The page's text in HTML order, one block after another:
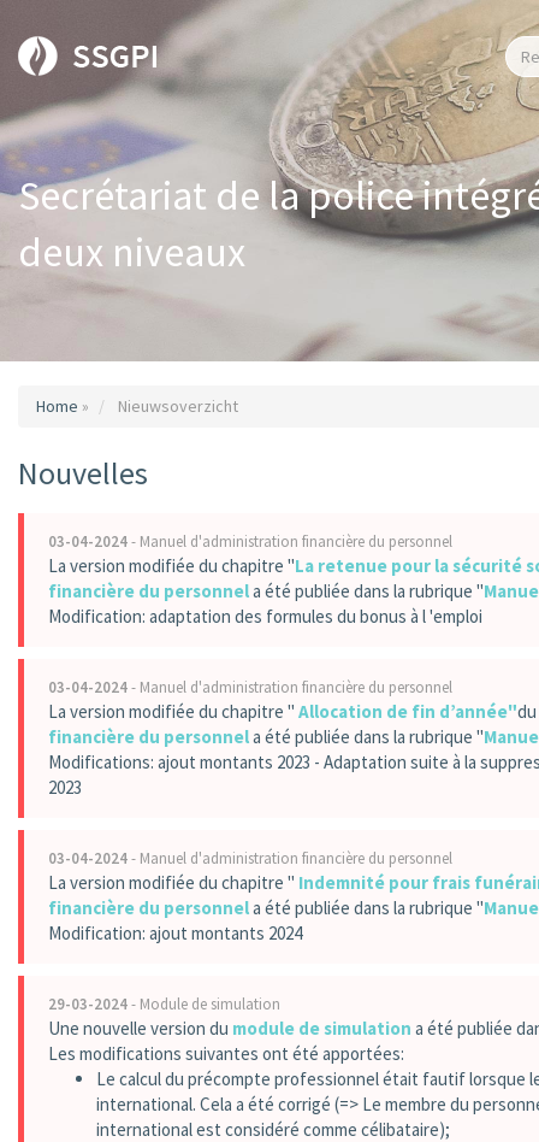
Secrétariat de la police
deux niveaux
Home » Nieuwsoverzicht
Nouvelles
03-04-2024- Manuel d'administration financière du personnel
La version modifiée du chapitre "La retenue pour la sécurité
financière du personnela été publiée dans la rubrique "
Modification: adaptation des formules du bonus à l 'emploi
03-04-2024- Manuel d'administration financière du personnel
La version modifiée du chapitre " Allocation de fin d’année"du
financière du personnela été publiée dans la rubrique "
Modifications: ajout montants 2023 - Adaptation suite à la
2023
03-04-2024- Manuel d'administration financière du personnel
La version modifiée du chapitre " Indemnité pour frais
financière du personnela été publiée dans la rubrique "
Modification: ajout montants 2024
29-03-2024- Module de simulation
Une nouvelle version du module de simulation a été publiée
Les modifications suivantes ont été apportées:
Le calcul du précompte professionnel était fautif lorsque
international. Cela a été corrigé (=> Le membre du
international est considéré comme célibataire);